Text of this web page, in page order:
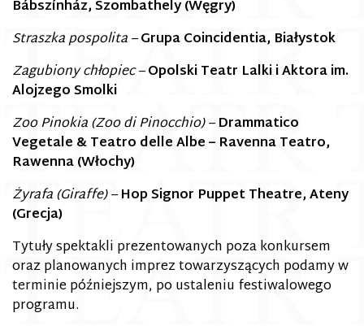
Bábszínház, Szombathely (Węgry)
Straszka pospolita –Grupa Coincidentia, Białystok
Zagubiony chłopiec –Opolski Teatr Lalki i Aktora im.
Alojzego Smolki
Zoo Pinokia (Zoo di Pinocchio) –Drammatico
Vegetale & Teatro delle Albe – Ravenna Teatro,
Rawenna (Włochy)
Żyrafa (Giraffe) –Hop Signor Puppet Theatre, Ateny
(Grecja)
Tytuły spektakli prezentowanych poza konkursem
oraz planowanych imprez towarzyszących podamy w
terminie późniejszym, po ustaleniu festiwalowego
programu.